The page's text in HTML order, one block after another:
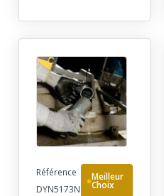
grip-resistant 3/4
noir, t6 a 11
Référence
DYN5173N
Meilleur
Choix